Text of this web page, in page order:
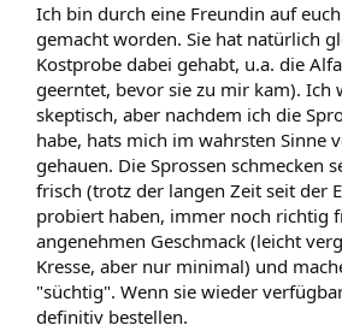
Ich bin durch eine Freundin auf
gemacht worden. Sie hat natürlich
Kostprobe dabei gehabt, u.a. die
geerntet, bevor sie zu mir kam). Ich
skeptisch, aber nachdem ich die
habe, hats mich im wahrsten Sinne
gehauen. Die Sprossen schmecken
frisch (trotz der langen Zeit seit der
probiert haben, immer noch richtig
angenehmen Geschmack (leicht
Kresse, aber nur minimal) und
"süchtig". Wenn sie wieder
definitiv bestellen.